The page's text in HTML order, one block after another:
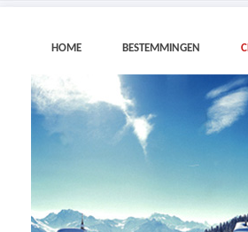
HOME BESTEMMINGEN